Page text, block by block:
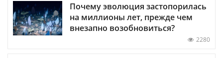
Почему эволюция застопорилась
на миллионы лет, прежде чем
внезапно возобновиться?
2280